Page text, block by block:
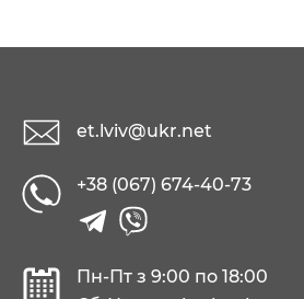
et.lviv@ukr.net
+38 (067) 674-40-73
Пн-Пт з 9:00 по 18:00